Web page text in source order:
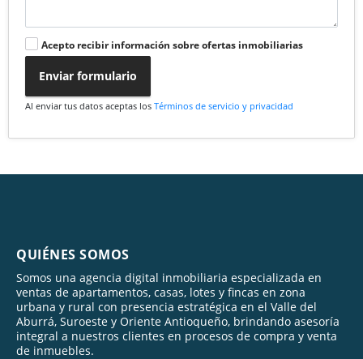
Acepto recibir información sobre ofertas inmobiliarias
Enviar formulario
Al enviar tus datos aceptas los Términos de servicio y privacidad
QUIÉNES SOMOS
Somos una agencia digital inmobiliaria especializada en
ventas de apartamentos, casas, lotes y fincas en zona
urbana y rural con presencia estratégica en el Valle del
Aburrá, Suroeste y Oriente Antioqueño, brindando asesoría
integral a nuestros clientes en procesos de compra y venta
de inmuebles.